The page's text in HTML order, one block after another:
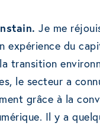
Je me
expérience du
transition
le secteur a
grâce à la
Il y a